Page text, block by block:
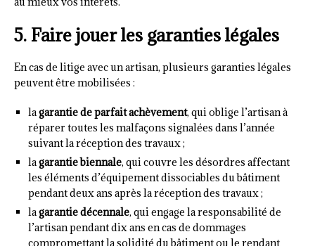
5. Faire jouer les garanties légales
En cas de litige avec un artisan, plusieurs garanties légales
peuvent être mobilisées :
lagarantie de parfait achèvement, qui oblige l’artisan à
réparer toutes les malfaçons signalées dans l’année
suivant la réception des travaux ;
lagarantie biennale, qui couvre les désordres affectant
les éléments d’équipement dissociables du bâtiment
pendant deux ans après la réception des travaux ;
lagarantie décennale, qui engage la responsabilité de
l’artisan pendant dix ans en cas de dommages
compromettant la solidité du bâtiment ou le rendant